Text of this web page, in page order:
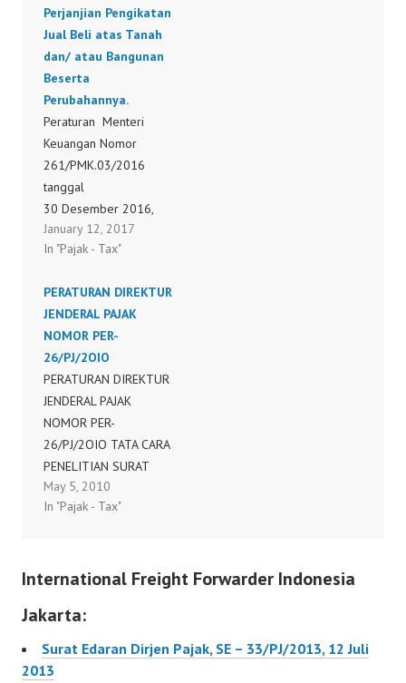
Perjanjian Pengikatan
Jual Beli atas Tanah
dan/ atau Bangunan
Beserta
Perubahannya.
Peraturan Menteri
Keuangan Nomor
261/PMK.03/2016
tanggal
30 Desember 2016,
tentang Tata Cara
Penyetoran, Pelaporan,
Pengenaan Pajak
Penghasilan atas
Penghasilan dari
Pengalihan Hak atas
Tanah dan/ atau
Bangunan, dan
Perjanjian Pengikatan
Jual Beli atas Tanah
dan/ atau Bangunan
Beserta Perubahannya.
261/PMK.03/2016
January 12, 2017
In "Pajak - Tax"
PERATURAN DIREKTUR
JENDERAL PAJAK
NOMOR PER-
26/PJ/2OIO
PERATURAN DIREKTUR
JENDERAL PAJAK
NOMOR PER-
26/PJ/2OIO TATA CARA
PENELITIAN SURAT
SETORAN PAJAK ATAS
PENGHASILAN DARI
BANGUNAN
May 5, 2010
In "Pajak - Tax"
International Freight Forwarder Indonesia
Jakarta:
Surat Edaran Dirjen Pajak, SE – 33/PJ/2013, 12 Juli
2013